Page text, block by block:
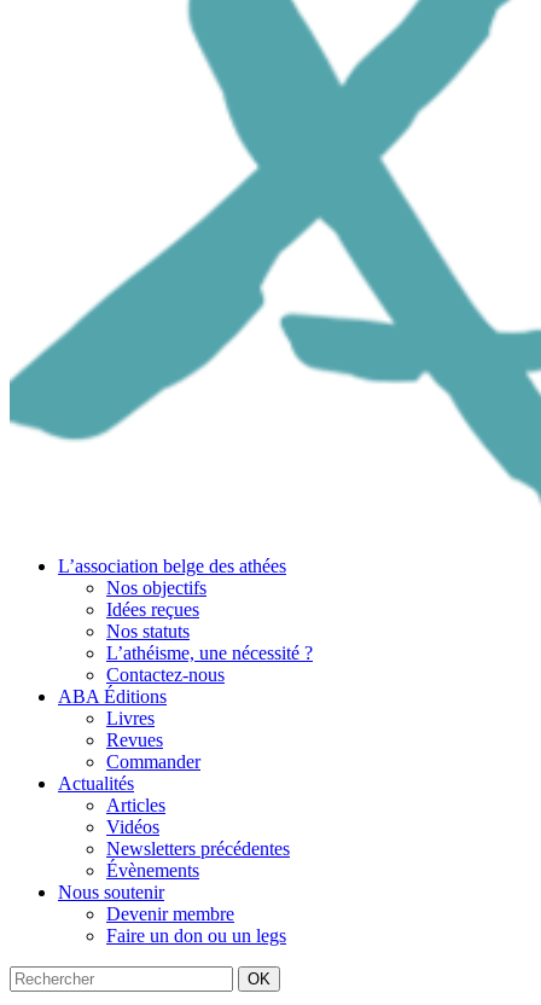
L’association belge des athées
Nos objectifs
Idées reçues
Nos statuts
L’athéisme, une nécessité ?
Contactez-nous
ABA Éditions
Livres
Revues
Commander
Actualités
Articles
Vidéos
Newsletters précédentes
Évènements
Nous soutenir
Devenir membre
Faire un don ou un legs
OK